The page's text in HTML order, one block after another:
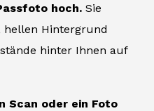
hoch. Sie
hellen Hintergrund
hinter Ihnen auf
Scan oder ein Foto